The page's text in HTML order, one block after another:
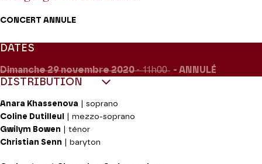
CONCERT ANNULE
DATES
Dimanche 29novembre 2020- 11h00 ANNULÉ
DISTRIBUTION
Anara Khassenova | soprano
Coline Dutilleul
| mezzo-soprano
Gwilym Bowen | ténor
Christian Senn | baryton